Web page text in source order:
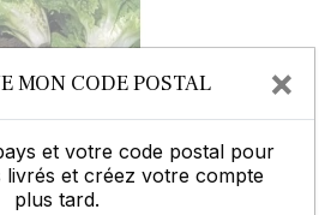
MON CODE POSTAL ×
et votre code postal pour
et créez votre compte
plus tard.